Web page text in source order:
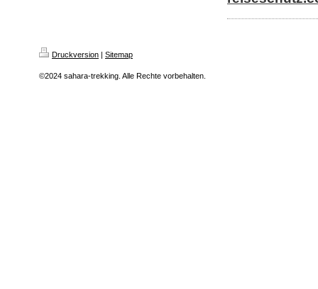
Druckversion | Sitemap
©2024 sahara-trekking. Alle Rechte vorbehalten.